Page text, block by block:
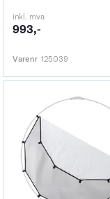
inkl. mva
993,-
Varenr 125039